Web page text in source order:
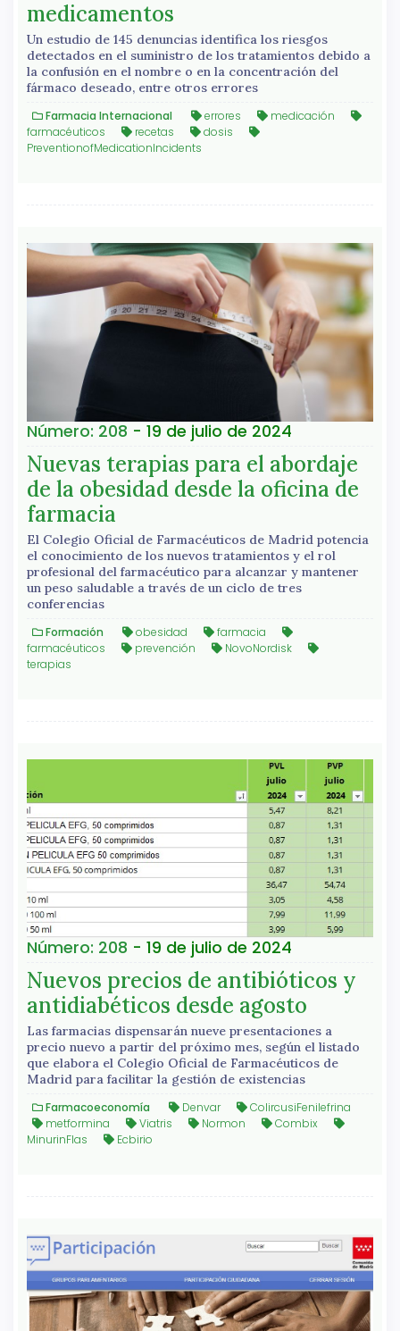
medicamentos
Un estudio de 145 denuncias identifica los riesgos
detectados en el suministro de los tratamientos debido a
la confusión en el nombre o en la concentración del
fármaco deseado, entre otros errores
Farmacia Internacional errores
medicación
farmacéuticos
recetas
dosis
PreventionofMedicationIncidents
Número: 208 - 19 de julio de 2024
Nuevas terapias para el abordaje
de la obesidad desde la oficina de
farmacia
El Colegio Oficial de Farmacéuticos de Madrid potencia
el conocimiento de los nuevos tratamientos y el rol
profesional del farmacéutico para alcanzar y mantener
un peso saludable a través de un ciclo de tres
conferencias
Formación obesidad
farmacia
farmacéuticos
prevención
NovoNordisk
terapias
Número: 208 - 19 de julio de 2024
Nuevos precios de antibióticos y
antidiabéticos desde agosto
Las farmacias dispensarán nueve presentaciones a
precio nuevo a partir del próximo mes, según el listado
que elabora el Colegio Oficial de Farmacéuticos de
Madrid para facilitar la gestión de existencias
Farmacoeconomía Denvar
ColircusiFenilefrina
metformina
Viatris Normon
Combix
MinurinFlas
Ecbirio